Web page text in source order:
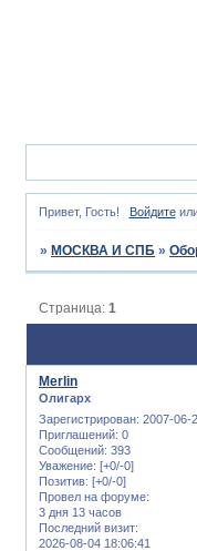
Привет, Гость! Войдите
» МОСКВА И СПБ »
Страница:1
Merlin
Олигарх
Зарегистрирован: 2007-06-
Приглашений: 0
Сообщений: 393
Уважение: [+0/-0]
Позитив: [+0/-0]
Провел на форуме:
3 дня 13 часов
Последний визит:
2026-08-04 18:06:41